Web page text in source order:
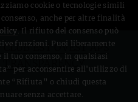
EST OVEST APS
TRANSPARENCY
cookie o tecnologie simili
anche per altre finalità
. Il rifiuto del consenso può
funzioni. Puoi liberamente
il tuo consenso, in qualsiasi
per acconsentire all'utilizzo di
“Rifiuta” o chiudi questa
senza accettare.